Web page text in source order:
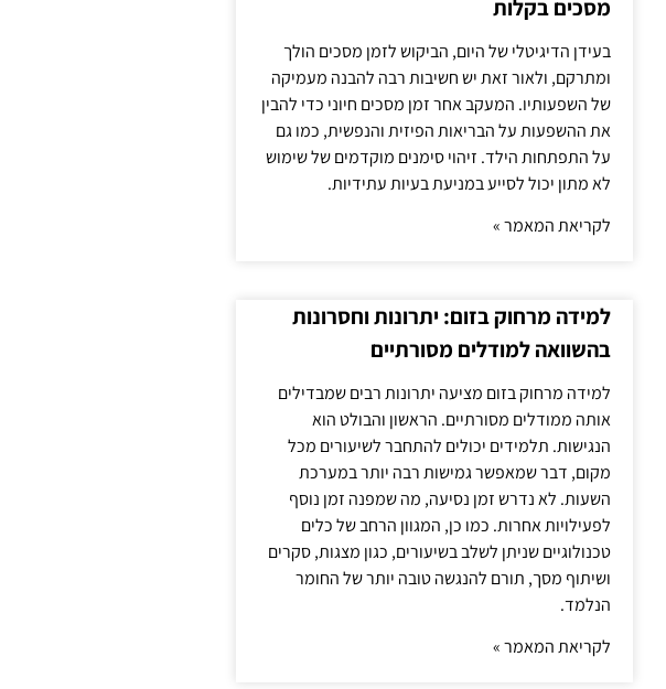
מסכים בקלות
בעידן הדיגיטלי של היום, הביקוש לזמן מסכים הולך
ומתרקם, ולאור זאת יש חשיבות רבה להבנה מעמיקה
של השפעותיו. המעקב אחר זמן מסכים חיוני כדי להבין
את ההשפעות על הבריאות הפיזית והנפשית, כמו גם
על התפתחות הילד. זיהוי סימנים מוקדמים של שימוש
לא מתון יכול לסייע במניעת בעיות עתידיות.
לקריאת המאמר »
למידה מרחוק בזום: יתרונות וחסרונות
בהשוואה למודלים מסורתיים
למידה מרחוק בזום מציעה יתרונות רבים שמבדילים
אותה ממודלים מסורתיים. הראשון והבולט הוא
הנגישות. תלמידים יכולים להתחבר לשיעורים מכל
מקום, דבר שמאפשר גמישות רבה יותר במערכת
השעות. לא נדרש זמן נסיעה, מה שמפנה זמן נוסף
לפעילויות אחרות. כמו כן, המגוון הרחב של כלים
טכנולוגיים שניתן לשלב בשיעורים, כגון מצגות, סקרים
ושיתוף מסך, תורם להנגשה טובה יותר של החומר
הנלמד.
לקריאת המאמר »